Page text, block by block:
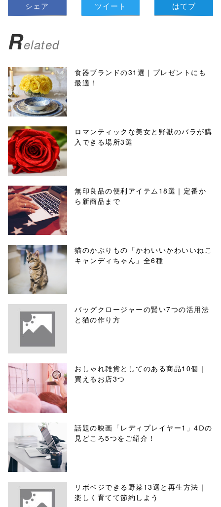
シェア ツイート はてブ
Related
食器ブランドの31選｜プレゼントにも
最適！
ロマンティックな美女と野獣のバラが購
入できる場所3選
無印良品の便利アイテム18選｜定番か
ら新商品まで
猫のかぶりもの「かわいいかわいいねこ
キャンディちゃん」全6種
バッグクロージャーの賢い7つの活用法
と猫の作り方
おしゃれ雑貨としてのある商品10個｜
買えるお店3つ
話題の映画「レディプレイヤー1」4Ⅾの
見どころ5つをご紹介！
リボベジできる野菜13選と再生方法｜
楽しく育てて節約しよう